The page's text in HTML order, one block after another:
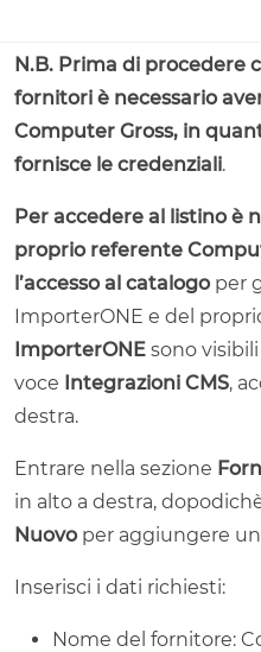
N.B. Prima di procedere
fornitori è necessario
Computer Gross, in
fornisce le credenziali.
Per accedere al listino è
proprio referente
l’accesso al catalogo per
ImporterONE e del
ImporterONE sono visibili
voce Integrazioni CMS,
destra.
Entrare nella sezione
in alto a destra,
Nuovo per aggiungere
Inserisci i dati richiesti:
Nome del fornitore: